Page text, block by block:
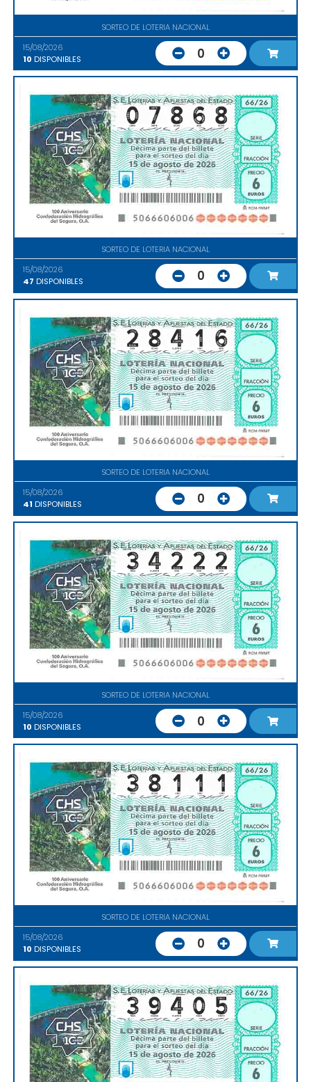
SORTEO DE LOTERIA NACIONAL
15/08/2026
10 DISPONIBLES 0
SORTEO DE LOTERIA NACIONAL
15/08/2026
47 DISPONIBLES 0
SORTEO DE LOTERIA NACIONAL
15/08/2026
41 DISPONIBLES 0
SORTEO DE LOTERIA NACIONAL
15/08/2026
10 DISPONIBLES 0
SORTEO DE LOTERIA NACIONAL
15/08/2026
10 DISPONIBLES 0